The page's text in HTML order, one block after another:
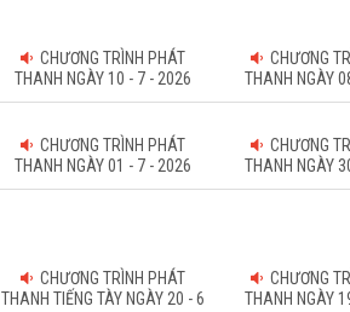
CHƯƠNG TRÌNH PHÁT
THANH NGÀY 10 - 7 - 2026
CHƯƠNG
THANH NGÀY
CHƯƠNG TRÌNH PHÁT
THANH NGÀY 01 - 7 - 2026
CHƯƠNG
THANH NGÀY
CHƯƠNG TRÌNH PHÁT
THANH TIẾNG TÀY NGÀY 20 - 6
CHƯƠNG
THANH NGÀY